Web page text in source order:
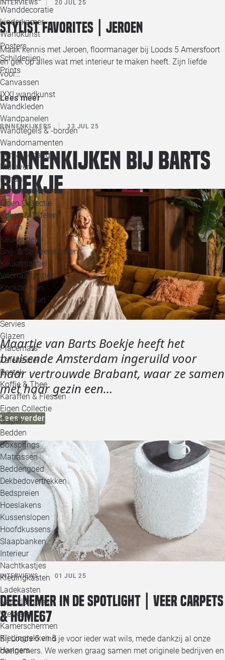
Wanddecoratie
kinderkamer
Wandkunst
Posters
Schilderijen
Prints
Canvassen
IXXI wandkunst
Wandkleden
Wandpanelen
Wandtegels & -borden
Wandornamenten
Verf & Behang
Muurverf
Behang
Behangcirkels
Eigen Collectie
Koken & Tafelen
Koken
Keukengerei
Snij- & Serveerplanken
Keukentextiel
Voorraadpotten
Kookboeken
Buiten koken
Tafelen
Servies
Glazen
Placemats
Tafeltextiel
Bestek
Koffie & Thee
Karaffen & Flessen
Eigen Collectie
Slapen
Bedden
Boxsprings
Matrassen
Beddengoed
Dekbedovertrekken
Bedspreien
Hoeslakens
Kussenslopen
Hoofdkussens
Slaapbanken
Interieur
Nachtkastjes
Kledingkasten
Ladekasten
Nachtlampjes
Wekkers
Kamerschermen
Kledingrekken &
Hangers
INTERVIEWS 20 JUL 25
Stylist favorites | Jeroen
Maak kennis met Jeroen, floormanager bij Loods 5 Amersfoort
en gek op alles wat met interieur te maken heeft. Zijn liefde
voor…
Lees meer
BINNENKIJKERS 13 JUL 25
Binnenkijken bij Barts
Boekje
Maartje van Barts Boekje heeft het
bruisende Amsterdam ingeruild voor
haar vertrouwde Brabant, waar ze samen
met haar gezin een…
Lees verder
INTERVIEWS 01 JUL 25
Deelnemer in de spotlight | Veer Carpets
& Home67
Bij Loods 5 vind je voor ieder wat wils, mede dankzij al onze
deelnemers. We werken graag samen met originele bedrijven en